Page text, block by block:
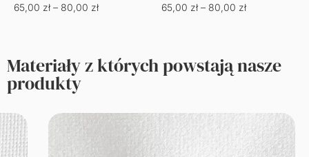
65,00 zł – 80,00 zł
65,00 zł – 80,00 zł
Materiały z których powstają nasze
produkty